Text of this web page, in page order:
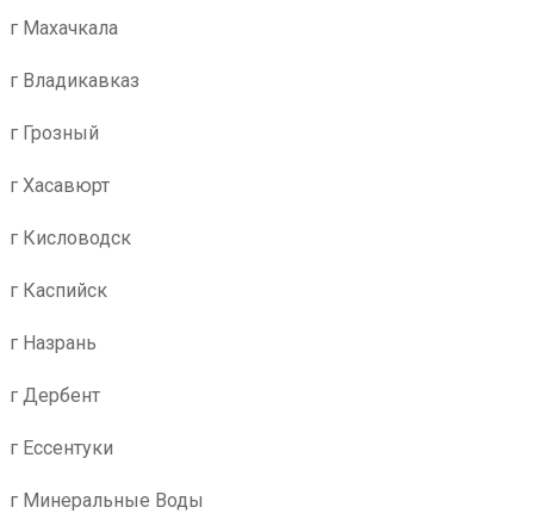
г Махачкала
г Владикавказ
г Грозный
г Хасавюрт
г Кисловодск
г Каспийск
г Назрань
г Дербент
г Ессентуки
г Минеральные Воды